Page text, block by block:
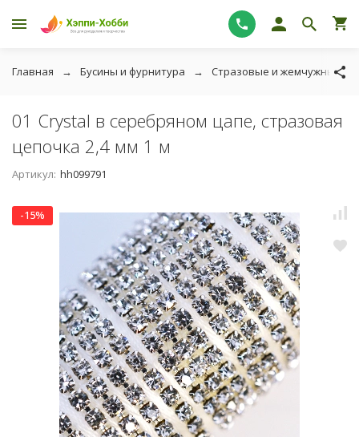
Главная Бусины и фурнитура Стразовые и жемчужные
01 Crystal в серебряном цапе, стразовая
цепочка 2,4 мм 1 м
Артикул: hh099791
-15%